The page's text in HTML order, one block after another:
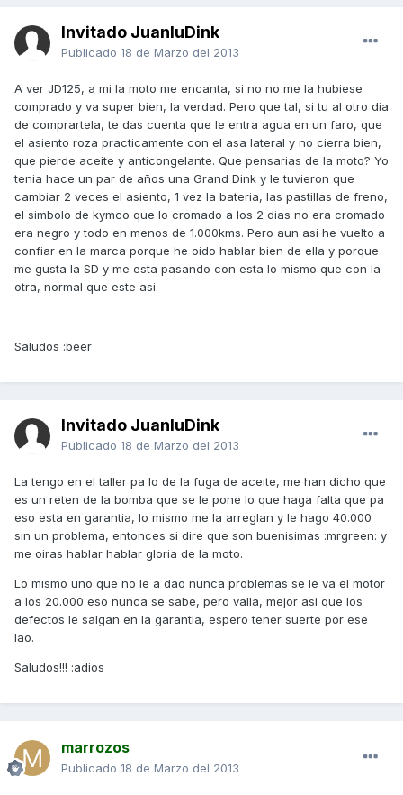
Invitado JuanluDink
Publicado 18 de Marzo del 2013
A ver JD125, a mi la moto me encanta, si no no me la hubiese
comprado y va super bien, la verdad. Pero que tal, si tu al otro dia
de comprartela, te das cuenta que le entra agua en un faro, que
el asiento roza practicamente con el asa lateral y no cierra bien,
que pierde aceite y anticongelante. Que pensarias de la moto? Yo
tenia hace un par de años una Grand Dink y le tuvieron que
cambiar 2 veces el asiento, 1 vez la bateria, las pastillas de freno,
el simbolo de kymco que lo cromado a los 2 dias no era cromado
era negro y todo en menos de 1.000kms. Pero aun asi he vuelto a
confiar en la marca porque he oido hablar bien de ella y porque
me gusta la SD y me esta pasando con esta lo mismo que con la
otra, normal que este asi.
Saludos :beer
Invitado JuanluDink
Publicado 18 de Marzo del 2013
La tengo en el taller pa lo de la fuga de aceite, me han dicho que
es un reten de la bomba que se le pone lo que haga falta que pa
eso esta en garantia, lo mismo me la arreglan y le hago 40.000
sin un problema, entonces si dire que son buenisimas :mrgreen: y
me oiras hablar hablar gloria de la moto.
Lo mismo uno que no le a dao nunca problemas se le va el motor
a los 20.000 eso nunca se sabe, pero valla, mejor asi que los
defectos le salgan en la garantia, espero tener suerte por ese
lao.
Saludos!!! :adios
marrozos
Publicado 18 de Marzo del 2013